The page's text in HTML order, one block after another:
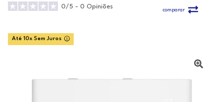
0/5 - 0 Opiniões
comparar
Até 10x Sem Juros